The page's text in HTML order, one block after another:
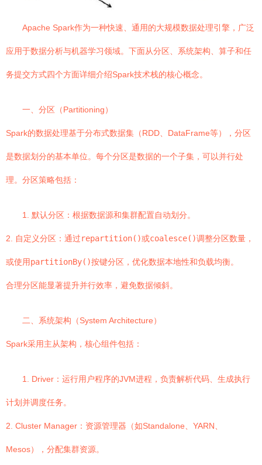
Apache Spark作为一种快速、通用的大规模数据处理引擎，广泛
应用于数据分析与机器学习领域。下面从分区、系统架构、算子和任
务提交方式四个方面详细介绍Spark技术栈的核心概念。
一、分区（Partitioning）
Spark的数据处理基于分布式数据集（RDD、DataFrame等），分区
是数据划分的基本单位。每个分区是数据的一个子集，可以并行处
理。分区策略包括：
1. 默认分区：根据数据源和集群配置自动划分。
2. 自定义分区：通过repartition()或coalesce()调整分区数量，
或使用partitionBy()按键分区，优化数据本地性和负载均衡。
合理分区能显著提升并行效率，避免数据倾斜。
二、系统架构（System Architecture）
Spark采用主从架构，核心组件包括：
1. Driver：运行用户程序的JVM进程，负责解析代码、生成执行
计划并调度任务。
2. Cluster Manager：资源管理器（如Standalone、YARN、
Mesos），分配集群资源。